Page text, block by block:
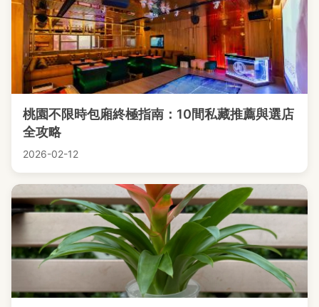
桃園不限時包廂終極指南：10間私藏推薦與選店
全攻略
2026-02-12